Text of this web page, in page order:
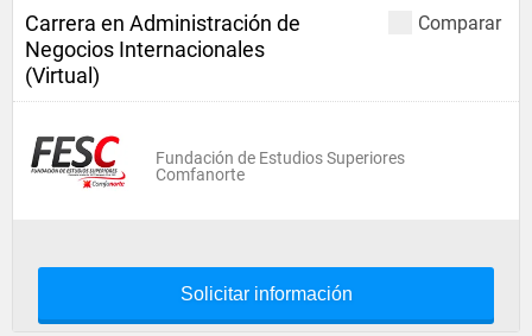
Comparar
Carrera en Administración de
Negocios Internacionales
(Virtual)
Fundación de Estudios Superiores
Comfanorte
Solicitar información